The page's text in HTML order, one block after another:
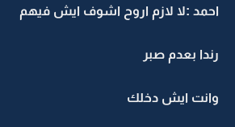
احمد :لا لازم اروح اشوف ايش فيهم
رندا بعدم صبر
وانت ايش دخلك